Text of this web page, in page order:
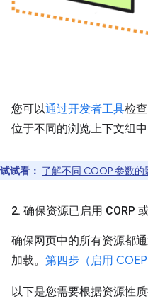
您可以通过开发者工具检
位于不同的浏览上下文组中
试试看： 了解不同 COOP 参数的
2. 确保资源已启用 CORP
确保网页中的所有资源都
加载。 第四步（启用 COEP
以下是您需要根据资源性质